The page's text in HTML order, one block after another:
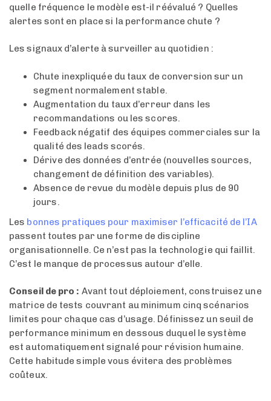
quelle fréquence le modèle est-il réévalué ? Quelles
alertes sont en place si la performance chute ?
Les signaux d’alerte à surveiller au quotidien :
Chute inexpliquée du taux de conversion sur un
segment normalement stable.
Augmentation du taux d’erreur dans les
recommandations ou les scores.
Feedback négatif des équipes commerciales sur la
qualité des leads scorés.
Dérive des données d’entrée (nouvelles sources,
changement de définition des variables).
Absence de revue du modèle depuis plus de 90
jours.
Les bonnes pratiques pour maximiser l’efficacité de l’IA
passent toutes par une forme de discipline
organisationnelle. Ce n’est pas la technologie qui faillit.
C’est le manque de processus autour d’elle.
Conseil de pro : Avant tout déploiement, construisez une
matrice de tests couvrant au minimum cinq scénarios
limites pour chaque cas d’usage. Définissez un seuil de
performance minimum en dessous duquel le système
est automatiquement signalé pour révision humaine.
Cette habitude simple vous évitera des problèmes
coûteux.